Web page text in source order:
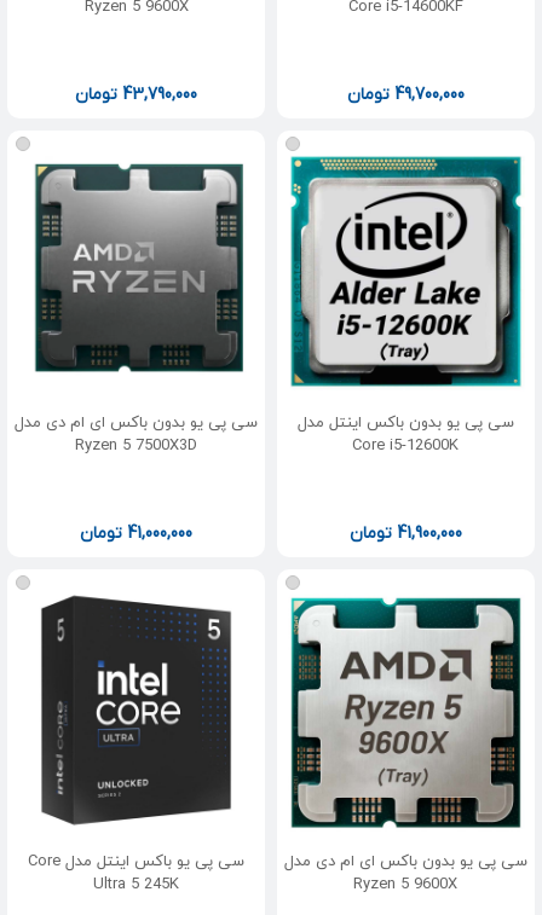
Core i5-14600KF
49,700,000 تومان
Ryzen 5 9600X
43,790,000 تومان
سی پی یو بدون باکس اینتل مدل
Core i5-12600K
41,900,000 تومان
سی پی یو بدون باکس ای ام دی مدل
Ryzen 5 7500X3D
41,000,000 تومان
سی پی یو بدون باکس ای ام دی مدل
Ryzen 5 9600X
سی پی یو باکس اینتل مدل Core
Ultra 5 245K